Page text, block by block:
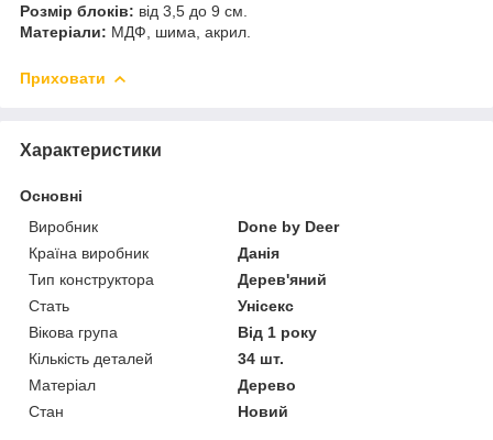
Розмір блоків: від 3,5 до 9 см.
Матеріали: МДФ, шима, акрил.
Приховати
Характеристики
Основні
Виробник
Done by Deer
Країна виробник
Данія
Тип конструктора
Дерев'яний
Стать
Унісекс
Вікова група
Від 1 року
Кількість деталей
34 шт.
Матеріал
Дерево
Стан
Новий